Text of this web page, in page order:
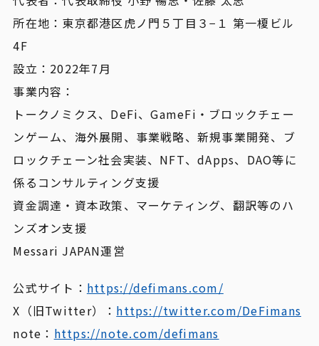
所在地：東京都港区虎ノ門５丁目３−１ 第一榎ビル
4F
設立：2022年7月
事業内容：
トークノミクス、DeFi、GameFi・ブロックチェー
ンゲーム、海外展開、事業戦略、新規事業開発、ブ
ロックチェーン社会実装、NFT、dApps、DAO等に
係るコンサルティング支援
資金調達・資本政策、マーケティング、翻訳等のハ
ンズオン支援
Messari JAPAN運営
公式サイト： https://defimans.com/
X（旧Twitter）： https://twitter.com/DeFimans
note： https://note.com/defimans